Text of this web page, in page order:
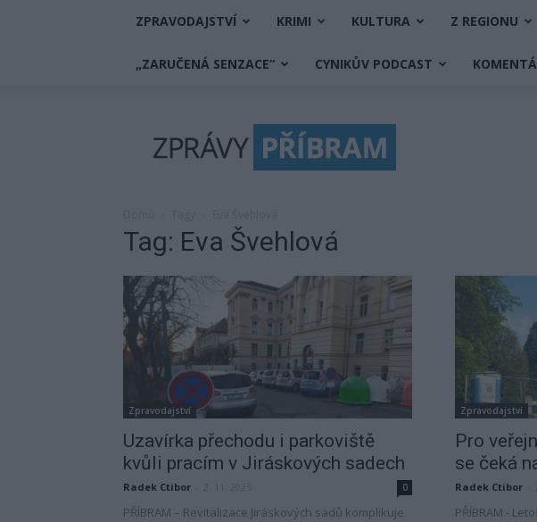
ZPRAVODAJSTVÍ KRIMI KULTURA Z REGIONU
„ZARUČENÁ SENZACE“ CYNIKŮV PODCAST
Příbram
Tag: Eva Švehlová
Zpravodajství
Uzavírka přechodu i parkoviště
kvůli pracím v Jiráskových sadech
Radek Ctibor 0
PŘÍBRAM – Revitalizace Jiráskových sadů komplikuje
Zpravodajství
Pro
se čeká
Radek Ctibor
PŘÍBRAM -